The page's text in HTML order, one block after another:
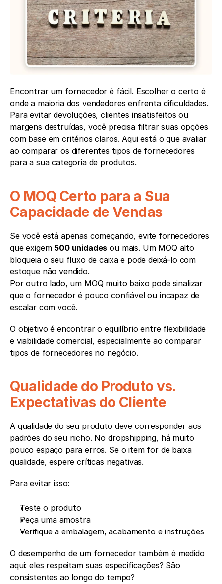
Encontrar um fornecedor é fácil. Escolher o certo é
onde a maioria dos vendedores enfrenta dificuldades.
Para evitar devoluções, clientes insatisfeitos ou
margens destruídas, você precisa filtrar suas opções
com base em critérios claros. Aqui está o que avaliar
ao comparar os diferentes tipos de fornecedores
para a sua categoria de produtos.
O MOQ Certo para a Sua
Capacidade de Vendas
Se você está apenas começando, evite fornecedores
que exigem 500 unidades ou mais. Um MOQ alto
bloqueia o seu fluxo de caixa e pode deixá-lo com
estoque não vendido.
Por outro lado, um MOQ muito baixo pode sinalizar
que o fornecedor é pouco confiável ou incapaz de
escalar com você.
O objetivo é encontrar o equilíbrio entre flexibilidade
e viabilidade comercial, especialmente ao comparar
tipos de fornecedores no negócio.
Qualidade do Produto vs.
Expectativas do Cliente
A qualidade do seu produto deve corresponder aos
padrões do seu nicho. No dropshipping, há muito
pouco espaço para erros. Se o item for de baixa
qualidade, espere críticas negativas.
Para evitar isso:
Teste o produto
Peça uma amostra
Verifique a embalagem, acabamento e instruções
O desempenho de um fornecedor também é medido
aqui: eles respeitam suas especificações? São
consistentes ao longo do tempo?